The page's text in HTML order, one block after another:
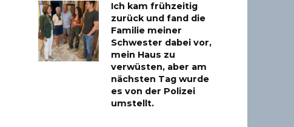
Ich kam frühzeitig
zurück und fand die
Familie meiner
Schwester dabei vor,
mein Haus zu
verwüsten, aber am
nächsten Tag wurde
es von der Polizei
umstellt.